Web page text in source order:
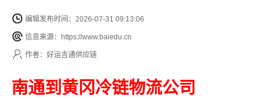
编辑发布时间：2026-07-31 09:13:06
信息来源：https://www.baiedu.cn
作者：好运吉通供应链
南通到黄冈冷链物流公司